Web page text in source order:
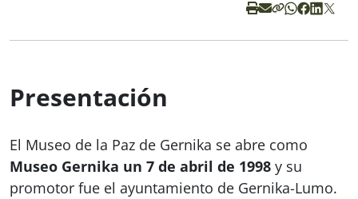
Presentación
El Museo de la Paz de Gernika se abre como
Museo Gernika un 7 de abril de 1998 y su
promotor fue el ayuntamiento de Gernika-Lumo.